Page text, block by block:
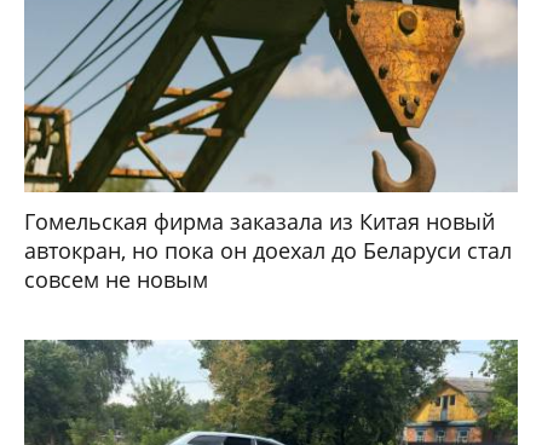
Гомельская фирма заказала из Китая новый
автокран, но пока он доехал до Беларуси стал
совсем не новым